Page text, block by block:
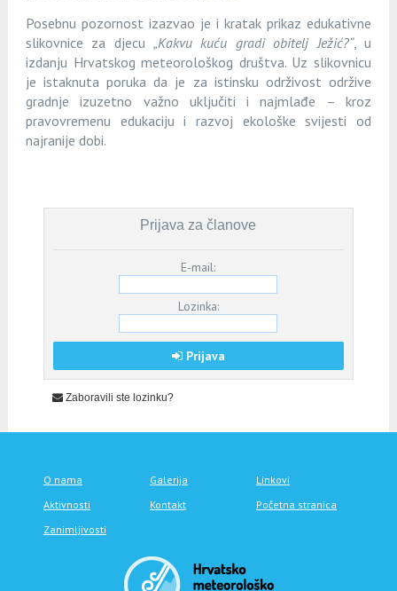
Posebnu pozornost izazvao je i kratak prikaz edukativne
slikovnice za djecu „Kakvu kuću gradi obitelj Ježić?“, u
izdanju Hrvatskog meteorološkog društva. Uz slikovnicu
je istaknuta poruka da je za istinsku održivost održive
gradnje izuzetno važno uključiti i najmlađe – kroz
pravovremenu edukaciju i razvoj ekološke svijesti od
najranije dobi.
Prijava za članove
E-mail:
Lozinka:
Prijava
Zaboravili ste lozinku?
O nama Galerija
Linkovi
Aktivnosti
Kontakt
Početna stranica
Zanimljivosti